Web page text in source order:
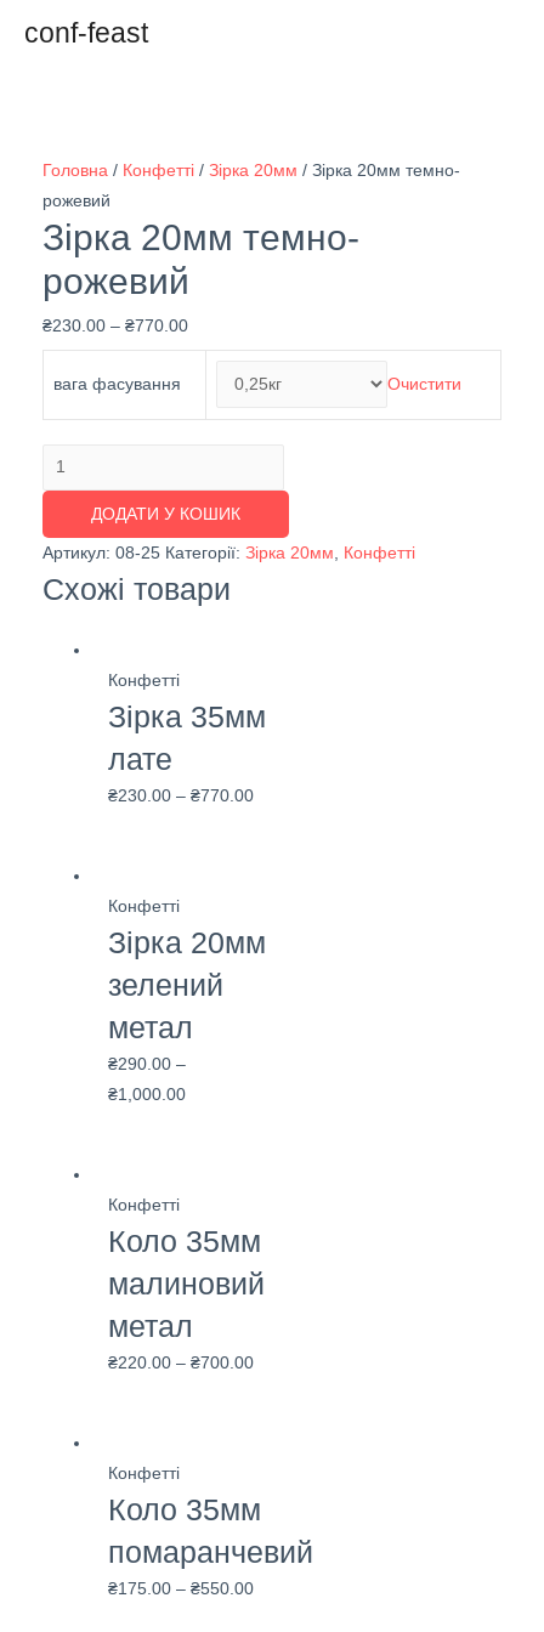
conf-feast
Головна / Конфетті/ Зірка 20мм / Зірка 20мм темно-
рожевий
Зірка 20мм темно-
рожевий
₴230.00– ₴770.00
вага фасування Очистити
Зірка
20мм
темно-
рожевий
кількість
ДОДАТИ У КОШИК
Артикул: 08-25 Категорії: Зірка 20мм Конфетті
Схожі товари
Конфетті
Зірка 35мм
лате
₴230.00 –₴770.00
Конфетті
Зірка 20мм
зелений
метал
₴290.00 –
₴1,000.00
Конфетті
Коло 35мм
малиновий
метал
₴220.00 –₴700.00
Конфетті
Коло 35мм
помаранчевий
₴175.00 –₴550.00